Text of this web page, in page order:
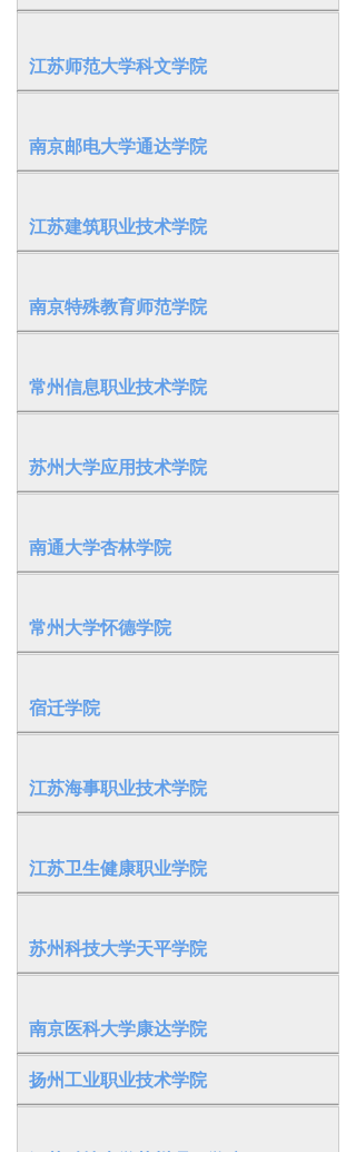
江苏师范大学科文学院
南京邮电大学通达学院
江苏建筑职业技术学院
南京特殊教育师范学院
常州信息职业技术学院
苏州大学应用技术学院
南通大学杏林学院
常州大学怀德学院
宿迁学院
江苏海事职业技术学院
江苏卫生健康职业学院
苏州科技大学天平学院
南京医科大学康达学院
扬州工业职业技术学院